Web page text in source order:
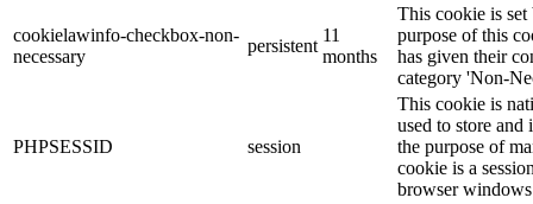
cookielawinfo-checkbox-non-
necessary
persistent
11
months
This cookie is
purpose of this
has given their
category 'Non-
PHPSESSID session
This cookie is
used to store
the purpose of
cookie is a
browser